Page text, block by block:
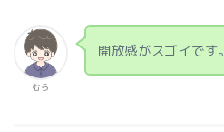
むら
開放感がスゴイです。